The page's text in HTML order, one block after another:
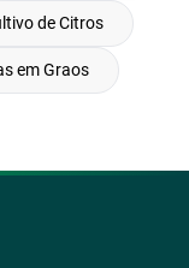
de Citros
em Graos